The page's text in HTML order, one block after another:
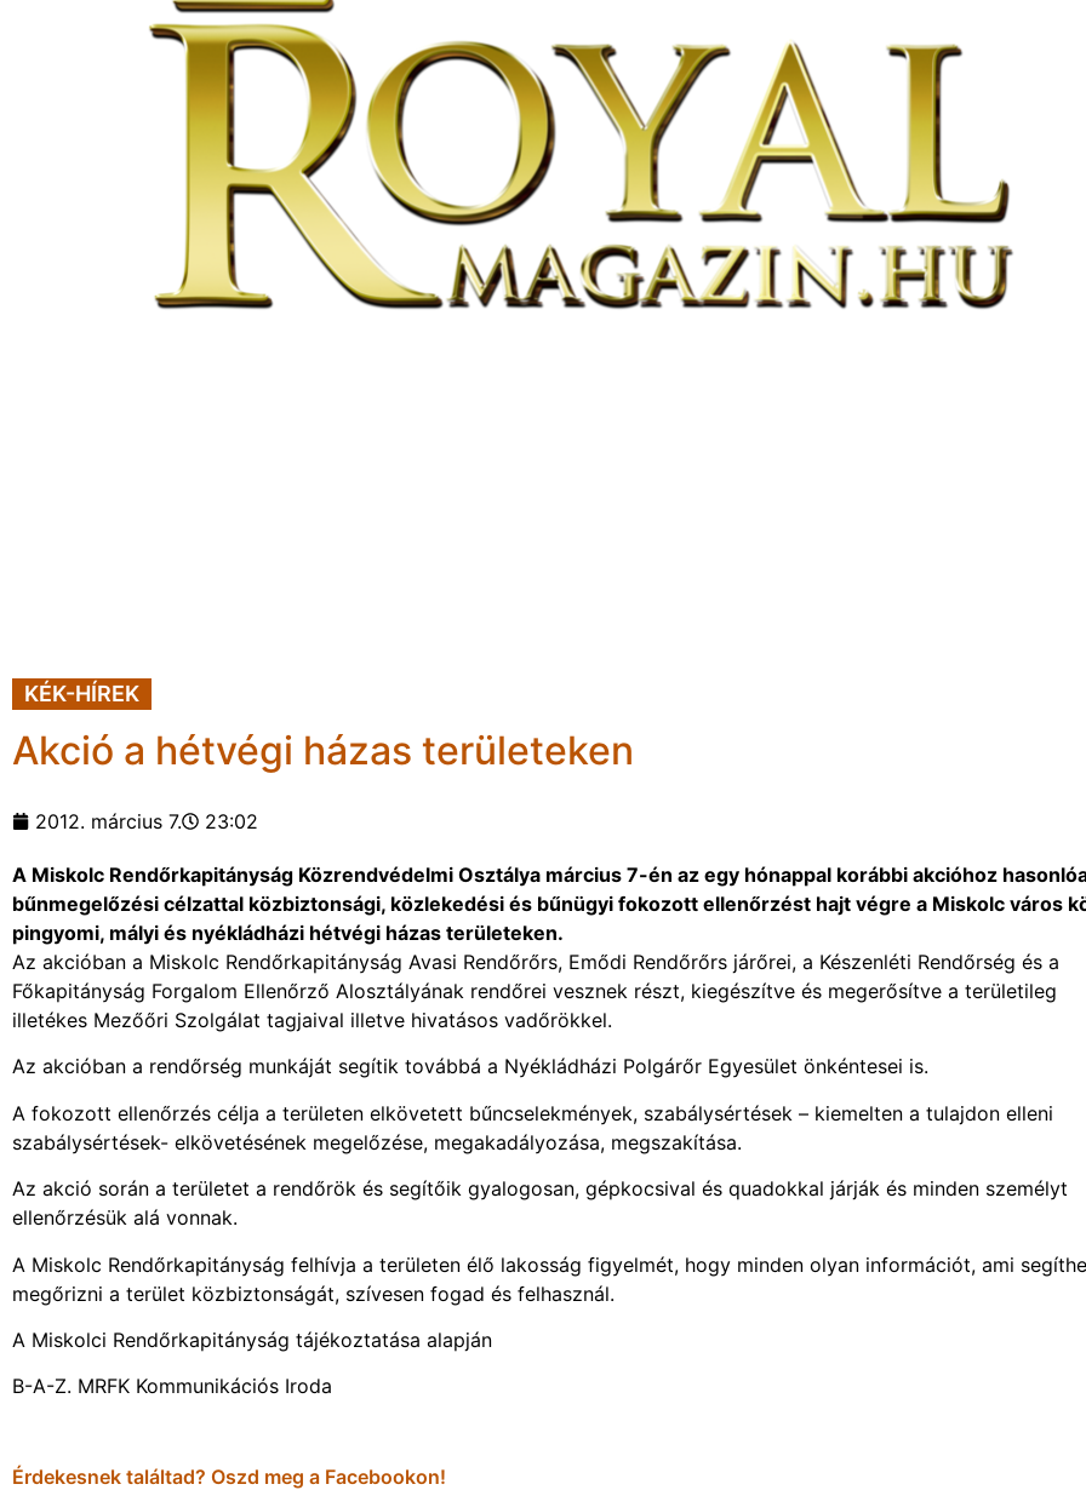
KÉK-HÍREK
Akció a hétvégi házas területeken
2012. március 7. 23:02
A Miskolc Rendőrkapitányság Közrendvédelmi Osztálya március 7-én az egy hónappal korábbi akcióhoz
bűnmegelőzési célzattal közbiztonsági, közlekedési és bűnügyi fokozott ellenőrzést hajt végre a Miskolc város
pingyomi, mályi és nyékládházi hétvégi házas területeken.
Az akcióban a Miskolc Rendőrkapitányság Avasi Rendőrőrs, Emődi Rendőrőrs járőrei, a Készenléti Rendőrség és a
Főkapitányság Forgalom Ellenőrző Alosztályának rendőrei vesznek részt, kiegészítve és megerősítve a területileg
illetékes Mezőőri Szolgálat tagjaival illetve hivatásos vadőrökkel.
Az akcióban a rendőrség munkáját segítik továbbá a Nyékládházi Polgárőr Egyesület önkéntesei is.
A fokozott ellenőrzés célja a területen elkövetett bűncselekmények, szabálysértések – kiemelten a tulajdon elleni
szabálysértések- elkövetésének megelőzése, megakadályozása, megszakítása.
Az akció során a területet a rendőrök és segítőik gyalogosan, gépkocsival és quadokkal járják és minden személyt
ellenőrzésük alá vonnak.
A Miskolc Rendőrkapitányság felhívja a területen élő lakosság figyelmét, hogy minden olyan információt, ami
megőrizni a terület közbiztonságát, szívesen fogad és felhasznál.
A Miskolci Rendőrkapitányság tájékoztatása alapján
B-A-Z. MRFK Kommunikációs Iroda
Érdekesnek találtad? Oszd meg a Facebookon!